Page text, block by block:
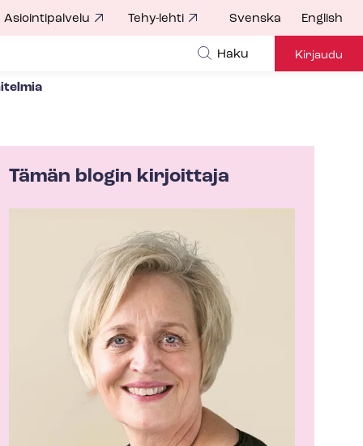
Asiointipalvelu Tehy-lehti Svenska English
Haku Kirjaudu
Tämän blogin kirjoittaja